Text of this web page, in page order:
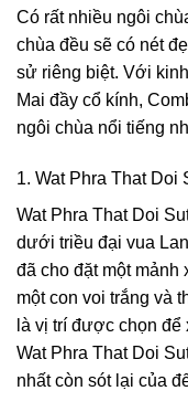
Có rất nhiều ngôi
chùa đều sẽ có nét
sử riêng biệt. Với
Mai đầy cổ kính,
ngôi chùa nổi tiếng
1. Wat Phra That Doi
Wat Phra That Doi
dưới triều đại vua
đã cho đặt một
một con voi trắng và
là vị trí được chọn
Wat Phra That Doi
nhất còn sót lại của